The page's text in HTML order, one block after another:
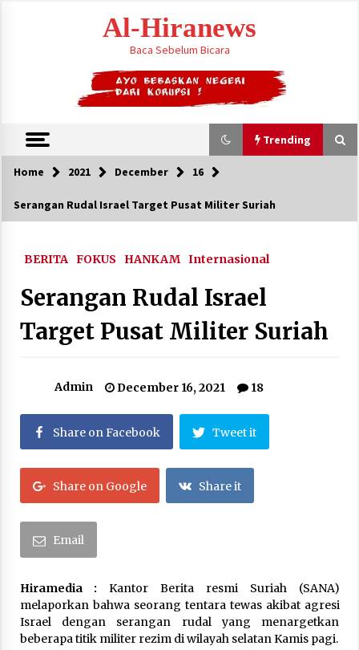
Al-Hiranews
Baca Sebelum Bicara
Trending
Trending
August 4, 2026
Jelang Armuzna, Kemenhaj Fokus Layani
May 17, 2026
Hilal Dzul Hijjah pada Hari Minggu
Hari Keempat Operasional Haji 2026, 15.349
April 25, 2026
Jemaah Haji Indonesia Mulai Berangkat
Melalui Makkah Route, Layanan Kian Mudah
dan Terintegrasi
April 23, 2026
Home 2021 December 16
Serangan Rudal Israel Target Pusat Militer Suriah
BERITA FOKUS HANKAM Internasional
Serangan Rudal Israel
Target Pusat Militer Suriah
Admin December 16, 2021 18
Share on Facebook Tweet it
Share on Google Share it
Email
Hiramedia :Kantor Berita resmi Suriah (SANA)
melaporkan bahwa seorang tentara tewas akibat agresi
Israel dengan serangan rudal yang menargetkan
beberapa titik militer rezim di wilayah selatan Kamis pagi.